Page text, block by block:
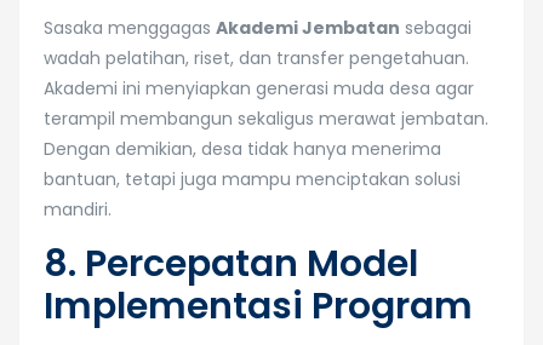
Sasaka menggagas Akademi Jembatan sebagai
wadah pelatihan, riset, dan transfer pengetahuan.
Akademi ini menyiapkan generasi muda desa agar
terampil membangun sekaligus merawat jembatan.
Dengan demikian, desa tidak hanya menerima
bantuan, tetapi juga mampu menciptakan solusi
mandiri.
8. Percepatan Model
Implementasi Program